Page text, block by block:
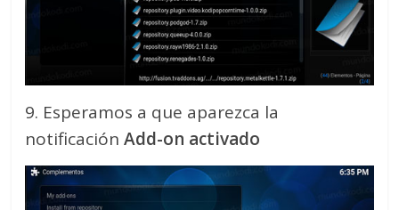
9. Esperamos a que aparezca la
notificaciónAdd-on activado